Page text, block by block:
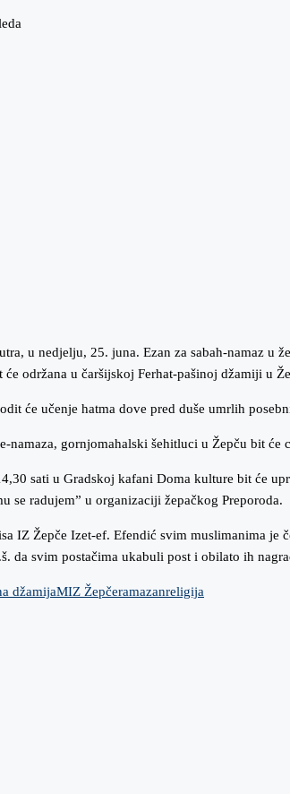
u nedjelju, 25. juna. Ezan za sabah-namaz u
će održana u čaršijskoj Ferhat-pašinoj džamiji
će učenje hatma dove pred duše umrlih
namaza, gornjomahalski šehitluci u Žepču bit će
sati u Gradskoj kafani Doma kulture bit će
se radujem” u organizaciji žepačkog Preporoda.
IZ Žepče Izet-ef. Efendić svim muslimanima je
da svim postačima ukabuli post i obilato ih
džamijaMIZ Žepčeramazanreligija